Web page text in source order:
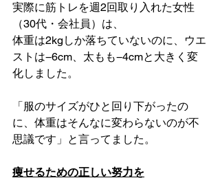
実際に筋トレを週2回取り入れた女性
（30代・会社員）は、
体重は2kgしか落ちていないのに、ウエ
ストは−6cm、太もも−4cmと大きく変
化しました。
「服のサイズがひと回り下がったの
に、体重はそんなに変わらないのが不
思議です」と言ってました。
痩せるための正しい努力を